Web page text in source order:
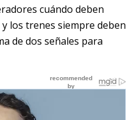
cuándo deben
los trenes siempre deben
de dos señales para